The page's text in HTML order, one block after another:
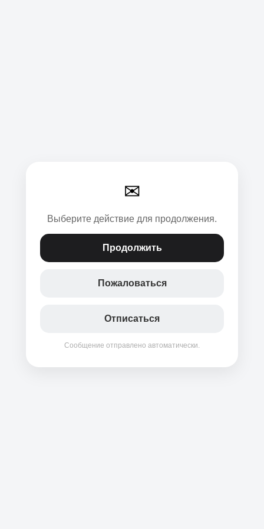
✉
Выберите действие для продолжения.
Продолжить
Пожаловаться
Отписаться
Сообщение отправлено автоматически.